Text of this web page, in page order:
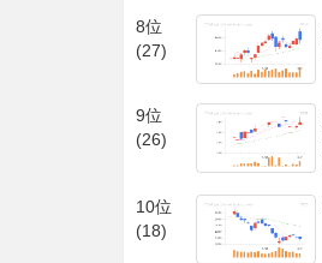
8位
(27)
9位
(26)
10位
(18)